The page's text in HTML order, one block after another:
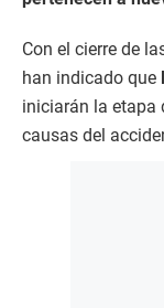
Con el cierre de
han indicado que
iniciarán la etapa
causas del